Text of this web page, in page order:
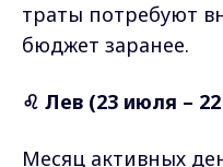
траты потребуют
бюджет заранее.
♌ Лев (23 июля –
Месяц активных